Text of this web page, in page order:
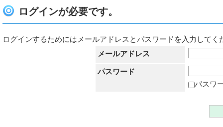
ログインが必要です。
ログインするためにはメールアドレスとパスワードを入力してく
メールアドレス
パスワード
パスワ